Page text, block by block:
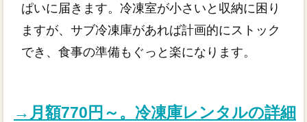
ぱいに届きます。冷凍室が小さいと収納に困り
ますが、サブ冷凍庫があれば計画的にストック
でき、食事の準備もぐっと楽になります。
→月額770円～。冷凍庫レンタルの詳細